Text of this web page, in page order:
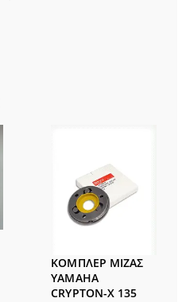
ΚΟΜΠΛΕΡ ΜΙΖΑΣ
YAMAHA
CRYPTON-X 135